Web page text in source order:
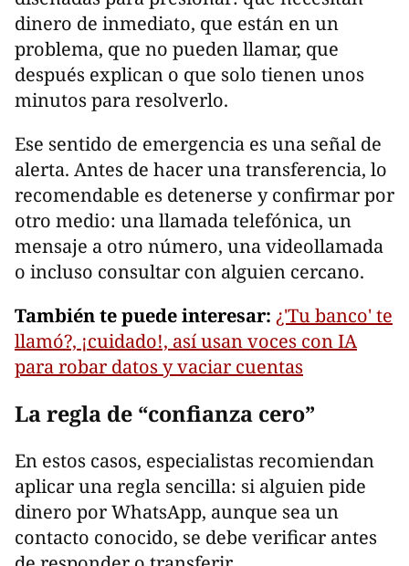
dinero de inmediato, que están en un
problema, que no pueden llamar, que
después explican o que solo tienen unos
minutos para resolverlo.
Ese sentido de emergencia es una señal de
alerta. Antes de hacer una transferencia, lo
recomendable es detenerse y confirmar por
otro medio: una llamada telefónica, un
mensaje a otro número, una videollamada
o incluso consultar con alguien cercano.
También te puede interesar: ¿'Tu banco' te
llamó?, ¡cuidado!, así usan voces con IA
para robar datos y vaciar cuentas
La regla de “confianza cero”
En estos casos, especialistas recomiendan
aplicar una regla sencilla: si alguien pide
dinero por WhatsApp, aunque sea un
contacto conocido, se debe verificar antes